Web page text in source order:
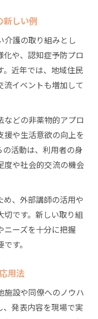
新しい例
介護の取り組みとし
や、認知症予防プロ
。近年では、地域住民
イベントも増加して
などの非薬物的アプロ
援や生活意欲の向上を
活動は、利用者の身
度や社会的交流の機会
、外部講師の活用や
です。新しい取り組
ニーズを十分に把握
す。
用法
施設や同僚へのノウハ
、発表内容を現場で実